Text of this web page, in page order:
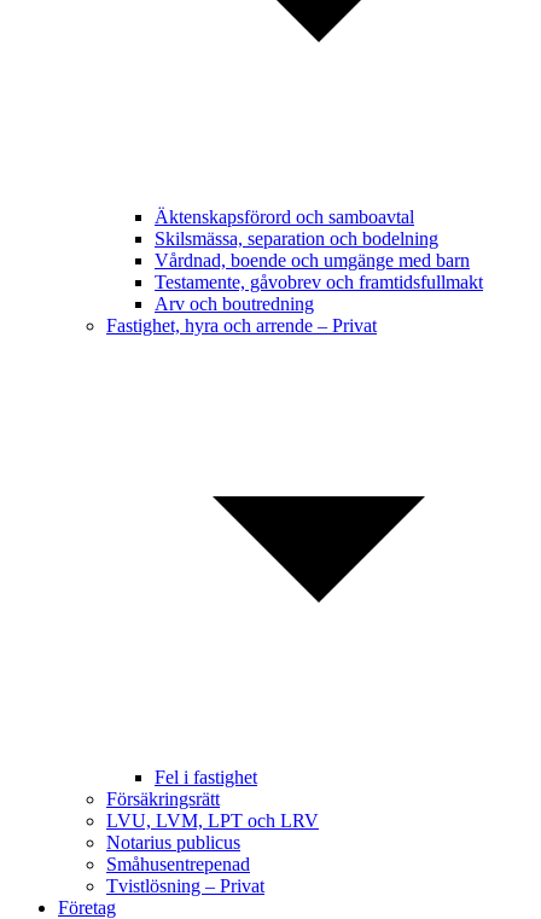
Äktenskapsförord och samboavtal
Skilsmässa, separation och bodelning
Vårdnad, boende och umgänge med barn
Testamente, gåvobrev och framtidsfullmakt
Arv och boutredning
Fastighet, hyra och arrende – Privat
Fel i fastighet
Försäkringsrätt
LVU, LVM, LPT och LRV
Notarius publicus
Småhusentrepenad
Tvistlösning – Privat
Företag